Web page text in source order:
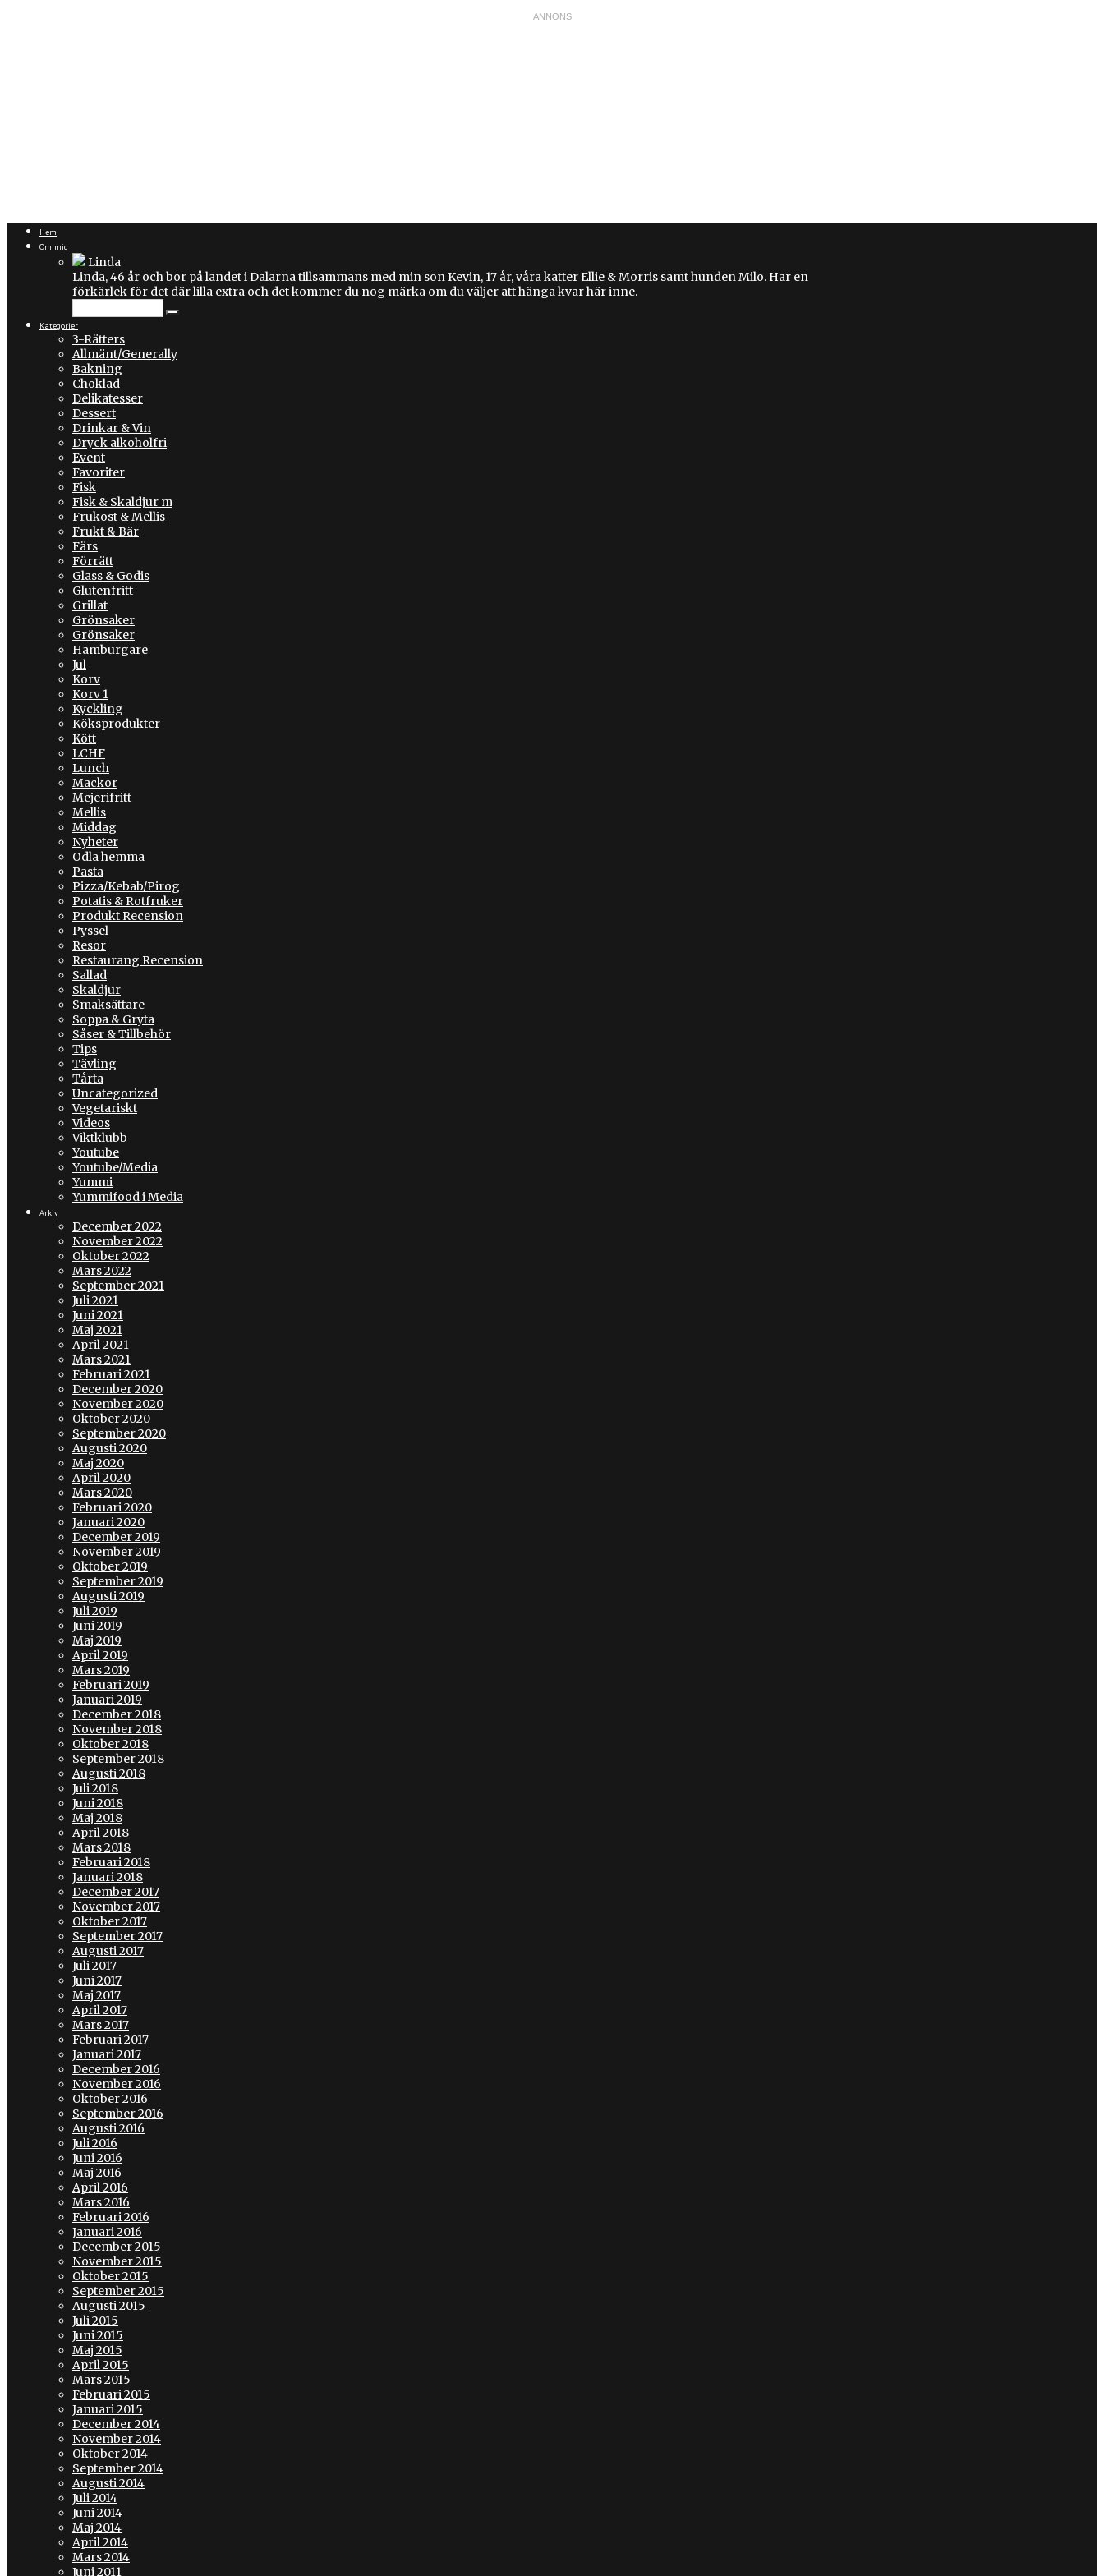
Hem
Om mig
Linda
Linda, 46 år och bor på landet i Dalarna tillsammans med min son Kevin, 17 år, våra katter Ellie & Morris samt hunden Milo. Har en
förkärlek för det där lilla extra och det kommer du nog märka om du väljer att hänga kvar här inne.
Kategorier
3-Rätters
Allmänt/Generally
Bakning
Choklad
Delikatesser
Dessert
Drinkar & Vin
Dryck alkoholfri
Event
Favoriter
Fisk
Fisk & Skaldjur m
Frukost & Mellis
Frukt & Bär
Färs
Förrätt
Glass & Godis
Glutenfritt
Grillat
Grönsaker
Grönsaker
Hamburgare
Jul
Korv
Korv 1
Kyckling
Köksprodukter
Kött
LCHF
Lunch
Mackor
Mejerifritt
Mellis
Middag
Nyheter
Odla hemma
Pasta
Pizza/Kebab/Pirog
Potatis & Rotfruker
Produkt Recension
Pyssel
Resor
Restaurang Recension
Sallad
Skaldjur
Smaksättare
Soppa & Gryta
Såser & Tillbehör
Tips
Tävling
Tårta
Uncategorized
Vegetariskt
Videos
Viktklubb
Youtube
Youtube/Media
Yummi
Yummifood i Media
Arkiv
December 2022
November 2022
Oktober 2022
Mars 2022
September 2021
Juli 2021
Juni 2021
Maj 2021
April 2021
Mars 2021
Februari 2021
December 2020
November 2020
Oktober 2020
September 2020
Augusti 2020
Maj 2020
April 2020
Mars 2020
Februari 2020
Januari 2020
December 2019
November 2019
Oktober 2019
September 2019
Augusti 2019
Juli 2019
Juni 2019
Maj 2019
April 2019
Mars 2019
Februari 2019
Januari 2019
December 2018
November 2018
Oktober 2018
September 2018
Augusti 2018
Juli 2018
Juni 2018
Maj 2018
April 2018
Mars 2018
Februari 2018
Januari 2018
December 2017
November 2017
Oktober 2017
September 2017
Augusti 2017
Juli 2017
Juni 2017
Maj 2017
April 2017
Mars 2017
Februari 2017
Januari 2017
December 2016
November 2016
Oktober 2016
September 2016
Augusti 2016
Juli 2016
Juni 2016
Maj 2016
April 2016
Mars 2016
Februari 2016
Januari 2016
December 2015
November 2015
Oktober 2015
September 2015
Augusti 2015
Juli 2015
Juni 2015
Maj 2015
April 2015
Mars 2015
Februari 2015
Januari 2015
December 2014
November 2014
Oktober 2014
September 2014
Augusti 2014
Juli 2014
Juni 2014
Maj 2014
April 2014
Mars 2014
Juni 2011